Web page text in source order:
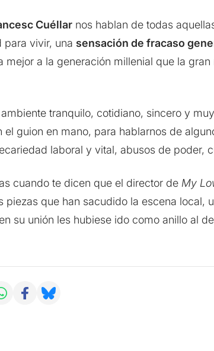
Cuéllarnos hablan de todas
para vivir, una sensación de fracaso
mejor a la generación millenial que la
tranquilo, cotidiano, sincero y
guion en mano, para hablarnos de
laboral y vital, abusos de poder,
cuando te dicen que el director de My
piezas que han sacudido la escena local,
su unión les hubiese ido como anillo al